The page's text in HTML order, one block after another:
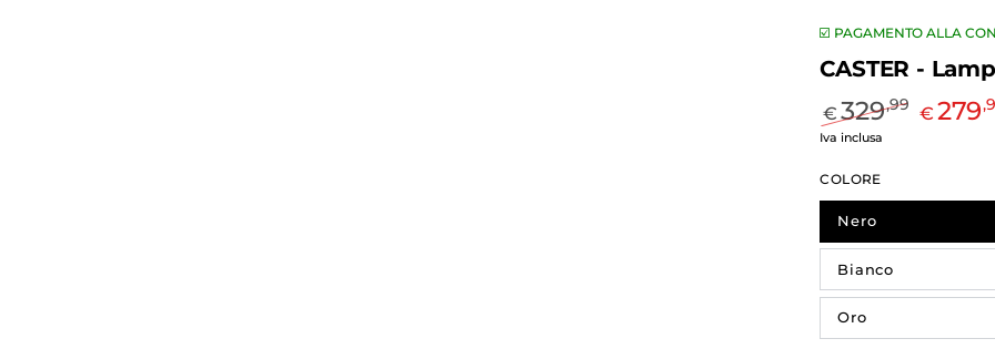
☑️ PAGAMENTO ALLA
CASTER -
Prezzo
€ 329,99
€ 279
Iva inclusa
COLORE
Nero
Bianco
Oro